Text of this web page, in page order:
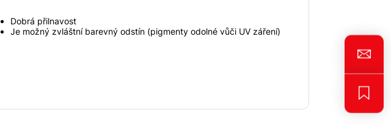
Dobrá přilnavost
Je možný zvláštní barevný odstín (pigmenty odolné vůči UV záření)